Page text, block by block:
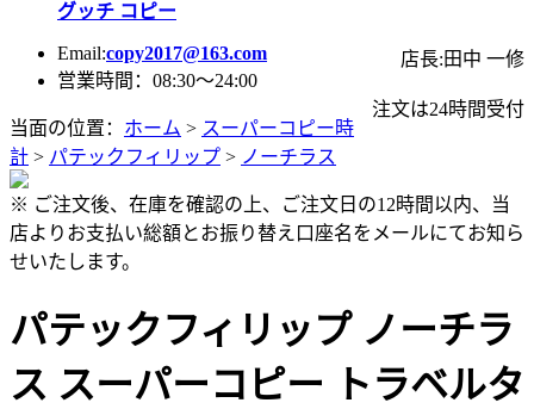
グッチ コピー
Email:copy2017@163.com
店長:田中 一修
営業時間：08:30～24:00
注文は24時間受付
当面の位置： ホーム > スーパーコピー時
計 > パテックフィリップ > ノーチラス
※ ご注文後、在庫を確認の上、ご注文日の12時間以内、当
店よりお支払い総額とお振り替え口座名をメールにてお知ら
せいたします。
パテックフィリップ ノーチラ
ス スーパーコピー トラベルタ